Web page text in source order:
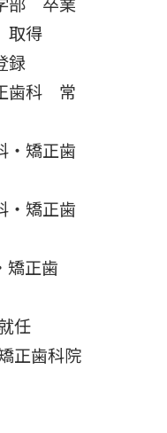
取得
録
歯科 常
矯正歯
矯正歯
正歯
任
正歯科院